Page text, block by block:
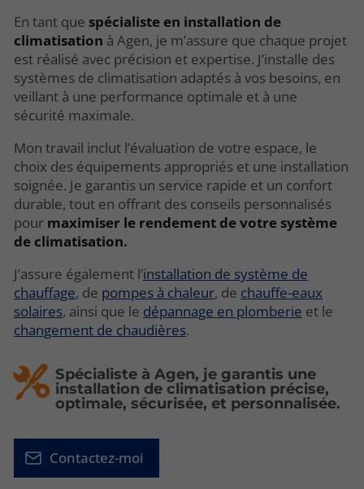
En tant que spécialiste en installation de
climatisation à Agen, je m’assure que chaque projet
est réalisé avec précision et expertise. J’installe des
systèmes de climatisation adaptés à vos besoins, en
veillant à une performance optimale et à une
sécurité maximale.
Mon travail inclut l’évaluation de votre espace, le
choix des équipements appropriés et une installation
soignée. Je garantis un service rapide et un confort
durable, tout en offrant des conseils personnalisés
pour maximiser le rendement de votre système
de climatisation.
J’assure également l’installation de système de
chauffage, de pompes à chaleur, de chauffe-eaux
solaires, ainsi que le dépannage en plomberie et le
changement de chaudières.
Spécialiste à Agen, je garantis une
installation de climatisation précise,
optimale, sécurisée, et personnalisée.
Contactez-moi